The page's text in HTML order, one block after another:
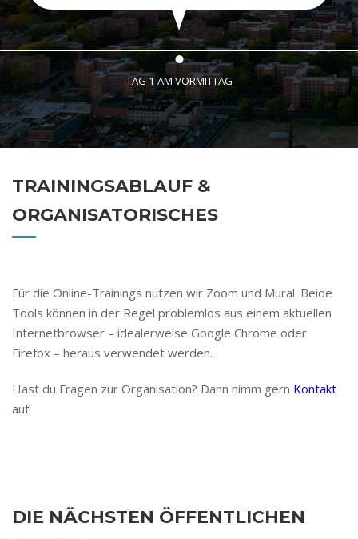
TAG 1 AM VORMITTAG
TRAININGSABLAUF &
ORGANISATORISCHES
Für die Online-Trainings nutzen wir Zoom und Mural. Beide
Tools können in der Regel problemlos aus einem aktuellen
Internetbrowser – idealerweise Google Chrome oder
Firefox – heraus verwendet werden.
Hast du Fragen zur Organisation? Dann nimm gern Kontakt
auf!
DIE NÄCHSTEN ÖFFENTLICHEN